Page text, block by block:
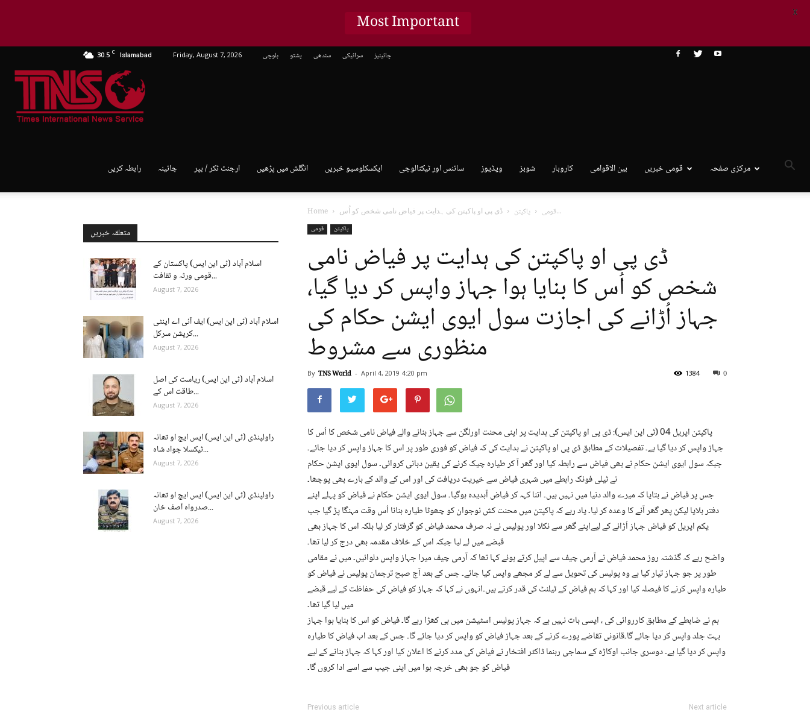
30.5 C Islamabad Friday, August 7, 2026 بلوچی پشتو سندھی سرائیکی چائینیز
رابطہ کریں چائینہ ارجنٹ ٹکر / بپر انگلش میں پڑھیں ایکسکلوسیو خبریں سائنس اور ٹیکنالوجی ویڈیوز شوبز کاروبار بین الاقوامی قومی خبریں مرکزی صفحہ
Home قومی پاکپتن
ڈی پی او پاکپتن کی ہدایت پر فیاض نامی شخص کو اُس...
قومی
پاکپتن
ڈی پی او پاکپتن کی ہدایت پر فیاض نامی
شخص کو اُس کا بنایا ہوا جہاز واپس کر دیا گیا،
جہاز اُڑانے کی اجازت سول ایوی ایشن حکام کی
منظوری سے مشروط
By TNS World - April 4, 2019 4:20 pm 0
1384
پاکپتن اپریل 04 (ٹی این ایس): ڈی پی او پاکپتن کی ہدایت پر اپنی محنت اورلگن سے جہاز بنانے والے فیاض نامی شخص کا اُس کا
جہاز واپس کر دیا گیا ہے۔ تفصیلات کے مطابق ڈی پی او پاکپتن نے ہدایت کی کہ فیاض کو فوری طور پر اس کا جہاز واپس کر دیا جائے۔
جبکہ سول ایوی ایشن حکام نے بھی فیاض سے رابطہ کیا اور گھر آ کر طیارہ چیک کرنے کی یقین دہانی کروائی۔ سول ایوی ایشن حکام
نے ٹیلی فونک رابطے میں شہری فیاض سے خیریت دریافت کی اور اس کے والد کے بارے بھی پوچھا۔
جس پر فیاض نے بتایا کہ میرے والد دنیا میں نہیں ہیں۔ اتنا کہہ کر فیاض آبدیدہ ہوگیا۔ سول ایوی ایشن حکام نے فیاض کو پہلے اپنے
دفتر بلایا لیکن پھر گھر آنے کا وعدہ کر لیا۔ یاد رہے کہ پاکپتن میں محنت کش نوجوان کو چھوٹا طیارہ بنانا اُس وقت مہنگا پڑ گیا جب
یکم اپریل کو فیاض جہاز اُڑانے کے لیےاپنے گھر سے نکلا اور پولیس نے نہ صرف محمد فیاض کو گرفتار کر لیا بلکہ اس کا جہاز بھی
قبضے میں لے لیا جبکہ اس کے خلاف مقدمہ بھی درج کر لیا تھا۔
واضح رہے کہ گذشتہ روز محمد فیاض نے آرمی چیف سے اپیل کرتے ہوئے کہا تھا کہ آرمی چیف میرا جہاز واپس دلوائیں۔ میں نے مقامی
طور پر جو جہاز تیار کیا ہے وہ پولیس کی تحویل سے لے کر مجھے واپس کیا جائے۔ جس کے بعد آج صبح ترجمان پولیس نے فیاض کو
طیارہ واپس کرنے کا فیصلہ کیا اور کہا کہ ہم فیاض کے ٹیلنٹ کی قدر کرتے ہیں۔انہوں نے کہا کہ جہاز کو فیاض کی حفاظت کے لیے قبضے
میں لیا گیا تھا۔
ہم نے ضابطے کے مطابق کارروائی کی ، ایسی بات نہیں ہے کہ جہاز پولیس اسٹیشن میں ہی کھڑا رہے گا۔ فیاض کو اس کا بنایا ہوا جہاز
بہت جلد واپس کر دیا جائے گا۔قانونی تقاضے پورے کرنے کے بعد جہاز فیاض کو واپس کر دیا جائے گا۔ جس کے بعد اب فیاض کا طیارہ
واپس کر دیا گیا ہے۔ دوسری جانب اوکاڑہ کے سماجی رہنما ڈاکٹر افتخار نے فیاض کی مدد کرنے کا اعلان کیا اور کہا کہ جہاز بنانے کے لیے
فیاض کو جو بھی خرچہ ہوا میں اپنی جیب سے اسے ادا کروں گا۔
Previous article Next article
متعلقہ خبریں
اسلام آباد (ٹی این ایس) پاکستان کے
قومی ورثہ و ثقافت...
August 7, 2026
اسلام آباد (ٹی این ایس) ایف آئی اے اینٹی
کرپشن سرکل...
August 7, 2026
اسلام آباد (ٹی این ایس) ریاست کی اصل
طاقت اس کے...
August 7, 2026
راولپنڈی (ٹی این ایس) ایس ایچ او تھانہ
ٹیکسلا جواد شاہ...
August 7, 2026
راولپنڈی (ٹی این ایس) ایس ایچ او تھانہ
صدرواہ آصف خان...
August 7, 2026
Most Important X